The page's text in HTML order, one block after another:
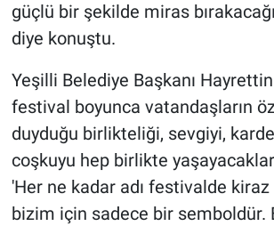
güçlü bir şekilde miras
diye konuştu.
Yeşilli Belediye Başkanı
festival boyunca vatandaşların
duyduğu birlikteliği, sevgiyi,
coşkuyu hep birlikte
'Her ne kadar adı festivalde
bizim için sadece bir semboldür.